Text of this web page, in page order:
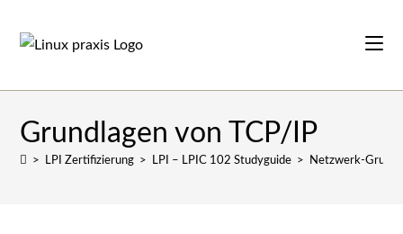
Inhalt
Grundlagen von TCP/IP
> LPI Zertifizierung > LPI – LPIC 102 Studyguide > Netzwerk-